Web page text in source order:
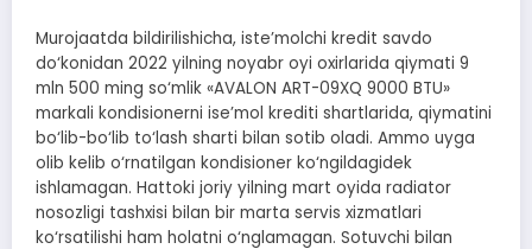
Murojaatda bildirilishicha, iste’molchi kredit savdo
do‘konidan 2022 yilning noyabr oyi oxirlarida qiymati 9
mln 500 ming so‘mlik «AVALON ART-09XQ 9000 BTU»
markali kondisionerni ise’mol krediti shartlarida, qiymatini
bo‘lib-bo‘lib to‘lash sharti bilan sotib oladi. Ammo uyga
olib kelib o‘rnatilgan kondisioner ko‘ngildagidek
ishlamagan. Hattoki joriy yilning mart oyida radiator
nosozligi tashxisi bilan bir marta servis xizmatlari
ko‘rsatilishi ham holatni o‘nglamagan. Sotuvchi bilan